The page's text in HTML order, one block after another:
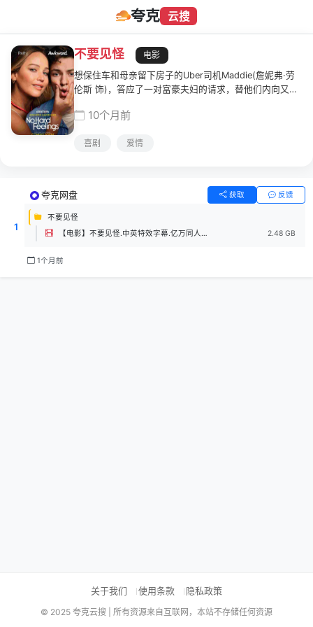
夸克 云搜
不要见怪
电影
想保住车和母亲留下房子的Uber司机Maddie(詹妮弗·劳
伦斯 饰)，答应了一对富豪夫妇的请求，替他们内向又古
之前破处，然而Maddie很快就发现事情并没有她想象中
10个月前
喜剧 爱情
1
夸克网盘 获取 反馈
不要见怪
【电影】不要见怪.中英特效字幕.亿万同人字幕组.mp4
2.48 GB
1个月前
关于我们 使用条款 隐私政策
© 2025 夸克云搜 | 所有资源来自互联网，本站不存储任何资源